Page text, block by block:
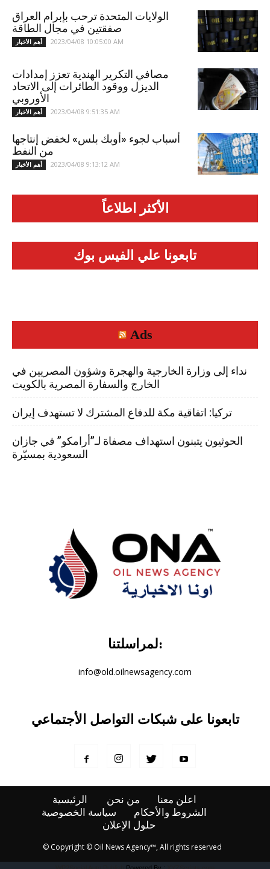
الولايات المتحدة ترحب بإبرام العراق
صفقتين في مجال الطاقة
أهم الأخبار 2023/04/08 10:05:00 AM
مصافي التكرير الهندية تعزز إمدادات
الديزل ووقود الطائرات إلى الاتحاد
الأوروبي
أهم الأخبار 2023/04/08 9:51:35 AM
أسباب لجوء «أوبك بلس» لخفض إنتاجها
من النفط
أهم الأخبار 2023/04/08 9:13:12 AM
الأكثر اطلاعاً
تابعونا علي الفيس بوك
Ads
نداء إلى وزارة الخارجية والهجرة وشؤون المصريين في
الخارج والسفارة المصرية بالكويت
تركيا: اتفاقية مكة للدفاع المشترك لا تستهدف إيران
الحوثيون يتبنون استهداف مصفاة لـ”أرامكو” في جازان
السعودية بمسيّرة
لمراسلتنا:
info@old.oilnewsagency.com
تابعونا على شبكات التواصل الأجتماعي
الرئيسية من نحن
اعلن معنا
سياسة الخصوصية
الشروط والأحكام
حلول الإعلان
© Copyright © Oil News Agency™, All rights reserved